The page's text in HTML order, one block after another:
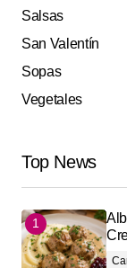
Salsas
San Valentín
Sopas
Vegetales
Top News